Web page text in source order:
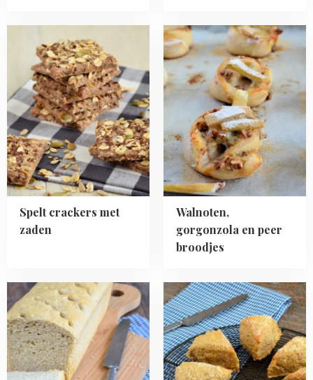
Spelt crackers met
zaden
about
Spelt
crackers
met
zaden
Walnoten,
gorgonzola en peer
broodjes
Read
more
about
Walnoten,
gorgonzola
peer
broodjes
Read
more
about
Speltbrood
Read
more
about
Volkoren
kaasscones